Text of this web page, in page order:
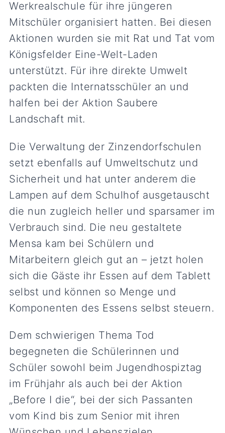
Werkrealschule für ihre jüngeren
Mitschüler organisiert hatten. Bei diesen
Aktionen wurden sie mit Rat und Tat vom
Königsfelder Eine-Welt-Laden
unterstützt. Für ihre direkte Umwelt
packten die Internatsschüler an und
halfen bei der Aktion Saubere
Landschaft mit.
Die Verwaltung der Zinzendorfschulen
setzt ebenfalls auf Umweltschutz und
Sicherheit und hat unter anderem die
Lampen auf dem Schulhof ausgetauscht
die nun zugleich heller und sparsamer im
Verbrauch sind. Die neu gestaltete
Mensa kam bei Schülern und
Mitarbeitern gleich gut an – jetzt holen
sich die Gäste ihr Essen auf dem Tablett
selbst und können so Menge und
Komponenten des Essens selbst steuern.
Dem schwierigen Thema Tod
begegneten die Schülerinnen und
Schüler sowohl beim Jugendhospiztag
im Frühjahr als auch bei der Aktion
„Before I die“, bei der sich Passanten
vom Kind bis zum Senior mit ihren